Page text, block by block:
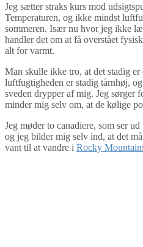
Jeg sætter straks kurs mod
Temperaturen, og ikke mindst
sommeren. Især nu hvor jeg ikke
handler det om at få overstået
alt for varmt.
Man skulle ikke tro, at det stadig
luftfugtigheden er stadig tårnhøj,
sveden drypper af mig. Jeg sørger
minder mig selv om, at de kølige
Jeg møder to canadiere, som ser
og jeg bilder mig selv ind, at det
vant til at vandre i Rocky